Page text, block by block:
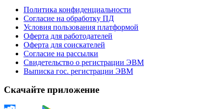
Политика конфиденциальности
Согласие на обработку ПД
Условия пользования платформой
Оферта для работодателей
Оферта для соискателей
Согласие на рассылки
Свидетельство о регистрации ЭВМ
Выписка гос. регистрации ЭВМ
Скачайте приложение